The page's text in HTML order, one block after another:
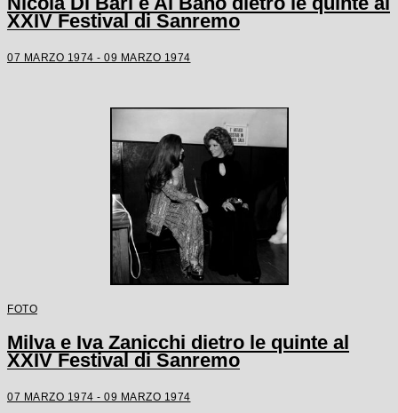
XXIV Festival di Sanremo
07 MARZO 1974 - 09 MARZO 1974
FOTO
Milva e Iva Zanicchi dietro le quinte al
XXIV Festival di Sanremo
07 MARZO 1974 - 09 MARZO 1974